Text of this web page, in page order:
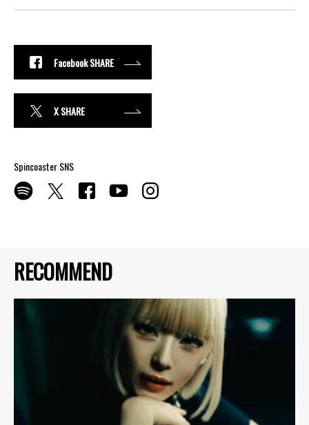
RECOMMEND
Facebook SHARE
X SHARE
Spincoaster SNS